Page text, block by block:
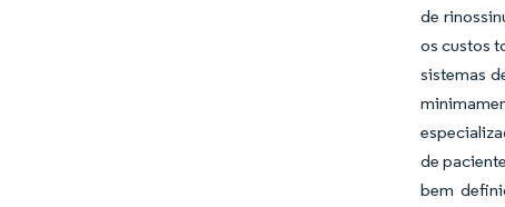
de
os custos
sistemas
de
bem